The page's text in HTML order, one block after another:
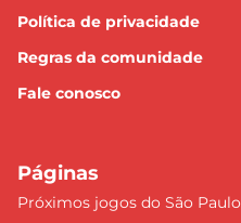
Política de privacidade
Regras da comunidade
Fale conosco
Páginas
Próximos jogos do São Paulo